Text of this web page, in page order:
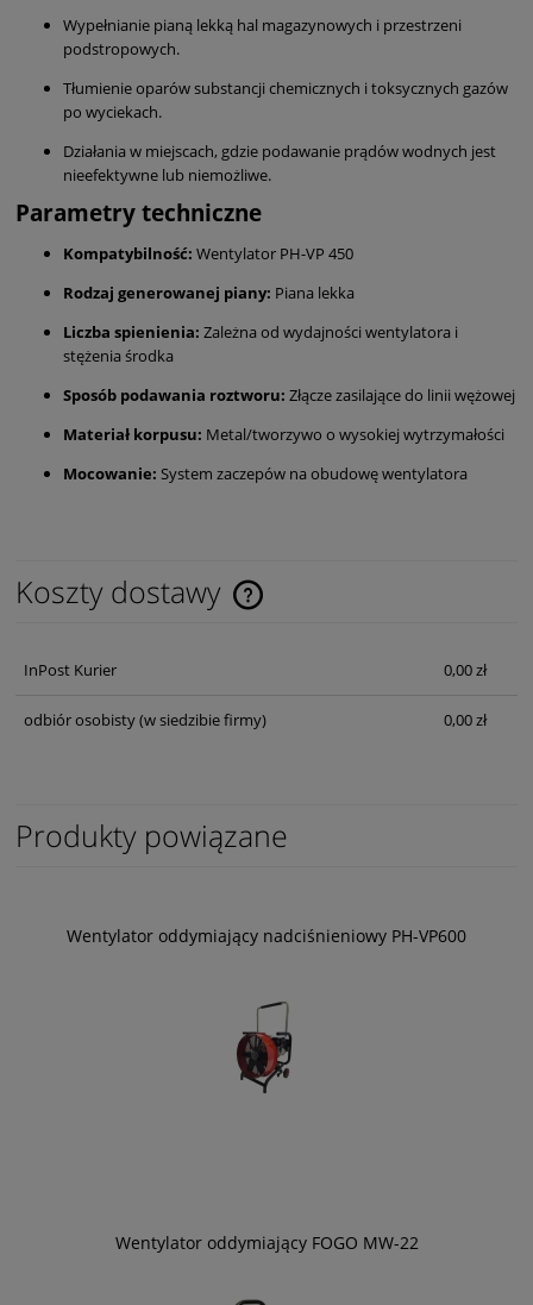
Wypełnianie pianą lekką hal magazynowych i przestrzeni
podstropowych.
Tłumienie oparów substancji chemicznych i toksycznych gazów
po wyciekach.
Działania w miejscach, gdzie podawanie prądów wodnych jest
nieefektywne lub niemożliwe.
Parametry techniczne
Kompatybilność: Wentylator PH-VP 450
Rodzaj generowanej piany: Piana lekka
Liczba spienienia: Zależna od wydajności wentylatora i
stężenia środka
Sposób podawania roztworu: Złącze zasilające do linii wężowej
Materiał korpusu: Metal/tworzywo o wysokiej wytrzymałości
Mocowanie: System zaczepów na obudowę wentylatora
Koszty dostawy
Cena nie zawiera ewentualnych kosztów płatności
InPost Kurier 0,00 zł
odbiór osobisty(w siedzibie firmy) 0,00 zł
Produkty powiązane
Wentylator oddymiający nadciśnieniowy PH-VP600
Wentylator oddymiający FOGO MW-22